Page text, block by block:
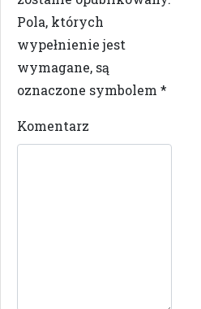
Pola, których
wypełnienie jest
wymagane, są
oznaczone symbolem *
Komentarz